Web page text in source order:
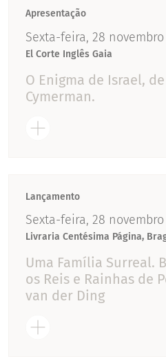
Apresentação
Sexta-feira, 28
El Corte Inglês Gaia
O Enigma de Israel,
Cymerman.
Lançamento
Sexta-feira, 28
Livraria Centésima Página,
Uma Família Surreal.
os Reis e Rainhas de
van der Ding